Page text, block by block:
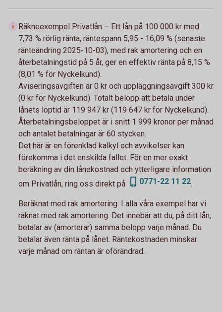
Räkneexempel Privatlån – Ett lån på 100 000 kr med
7,73 % rörlig ränta, räntespann 5,95 - 16,09 % (senaste
ränteändring 2025-10-03), med rak amortering och en
återbetalningstid på 5 år, ger en effektiv ränta på 8,15 %
(8,01 % för Nyckelkund).
Aviseringsavgiften är 0 kr och uppläggningsavgift 300 kr
(0 kr för Nyckelkund). Totalt belopp att betala under
lånets löptid är 119 947 kr (119 647 kr för Nyckelkund).
Återbetalningsbeloppet är i snitt 1 999 kronor per månad
och antalet betalningar är 60 stycken.
Det här är en förenklad kalkyl och avvikelser kan
förekomma i det enskilda fallet. För en mer exakt
beräkning av din lånekostnad och ytterligare information
om Privatlån, ring oss direkt på
0771-22 11 22.
Beräknat med rak amortering: I alla våra exempel har vi
räknat med rak amortering. Det innebär att du, på ditt lån,
betalar av (amorterar) samma belopp varje månad. Du
betalar även ränta på lånet. Räntekostnaden minskar
varje månad om räntan är oförändrad.